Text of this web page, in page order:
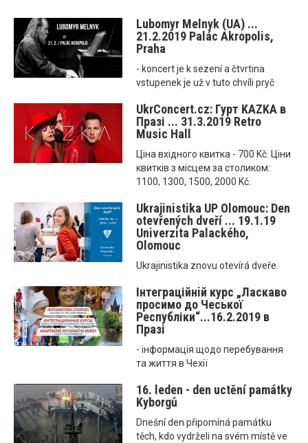
Lubomyr Melnyk (UA) ...
21.2.2019 Palác Akropolis,
Praha
- koncert je k sezení a čtvrtina
vstupenek je už v tuto chvíli pryč
UkrConcert.cz: Гурт KAZKA в
Празі ... 31.3.2019 Retro
Music Hall
Ціна вхідного квитка - 700 Kč. Ціни
квитків з місцем за столиком:
1100, 1300, 1500, 2000 Kč.
Ukrajinistika UP Olomouc: Den
otevřených dveří ... 19.1.19
Univerzita Palackého,
Olomouc
Ukrajinistika znovu otevírá dveře.
Інтеграційнiй курс „Ласкаво
просимо до Чеської
Республіки“...16.2.2019 в
Празі
- інформація щодо перебування
та життя в Чехії
16. leden - den uctění památky
Kyborgů
Dnešní den připomíná památku
těch, kdo vydrželi na svém místě ve